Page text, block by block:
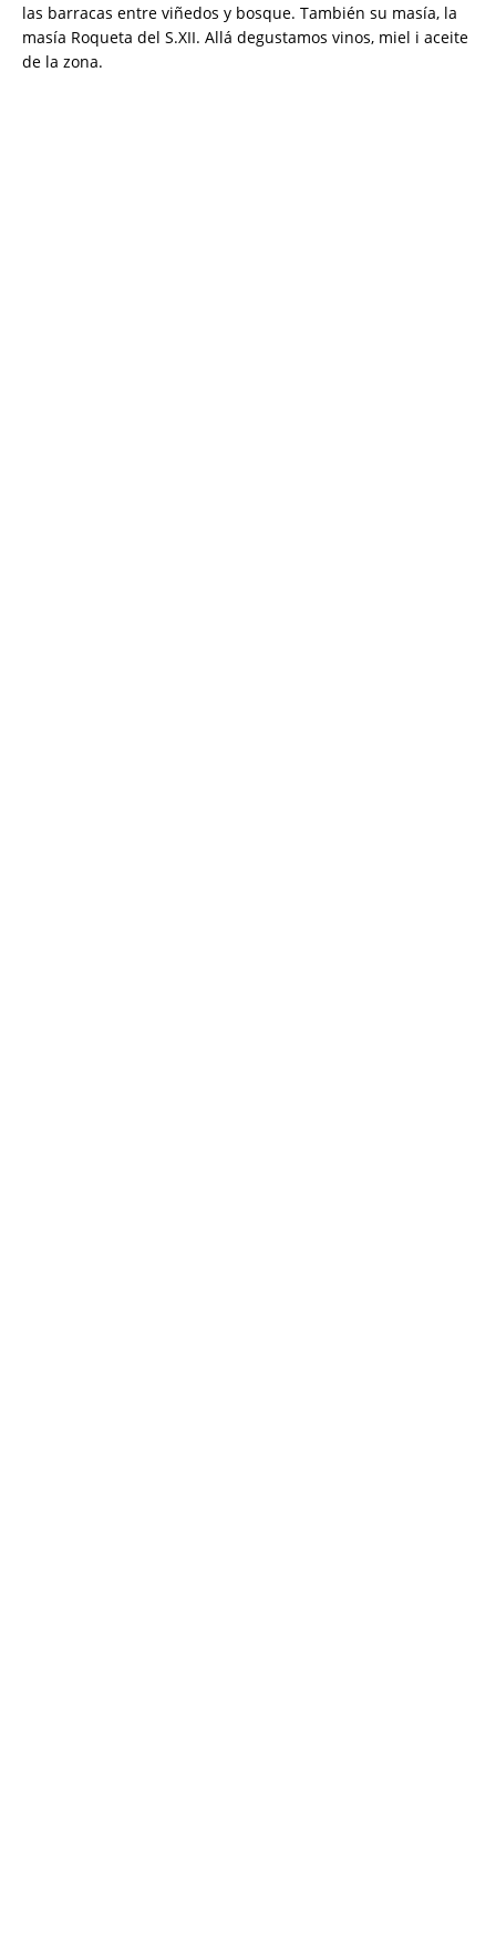
las barracas entre viñedos y bosque. También su masía, la
masía Roqueta del S.XII. Allá degustamos vinos, miel i aceite
de la zona.